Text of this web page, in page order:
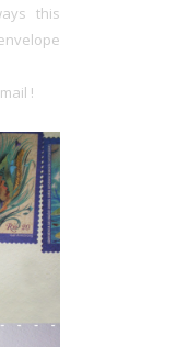
this
!